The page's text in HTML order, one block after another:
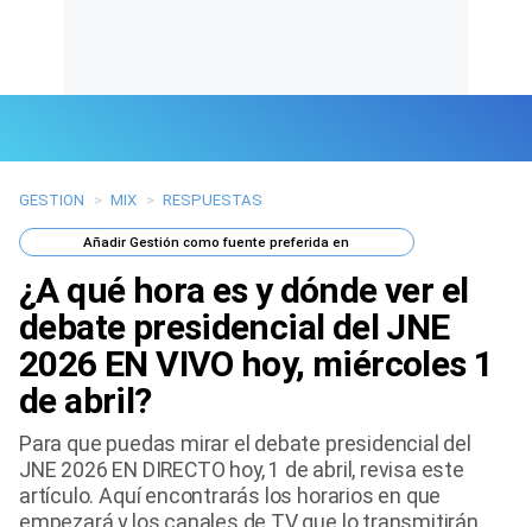
Últimas Noticias
Mi Bolsillo
Respuestas
Gente
Tendencias Mix
GESTION > MIX > RESPUESTAS
AñadirGestión como fuente preferida en
¿A qué hora es y dónde ver el
debate presidencial del JNE
2026 EN VIVO hoy, miércoles 1
de abril?
Para que puedas mirar el debate presidencial del
JNE 2026 EN DIRECTO hoy, 1 de abril, revisa este
artículo. Aquí encontrarás los horarios en que
empezará y los canales de TV que lo transmitirán.